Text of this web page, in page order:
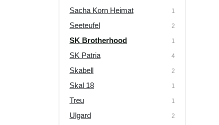
Sacha Korn Heimat 1
Seeteufel 2
SK Brotherhood 1
SK Patria 4
Skabell 2
Skal 18 1
Treu 1
Ulgard 2